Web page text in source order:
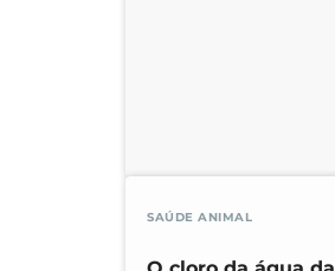
SAÚDE ANIMAL